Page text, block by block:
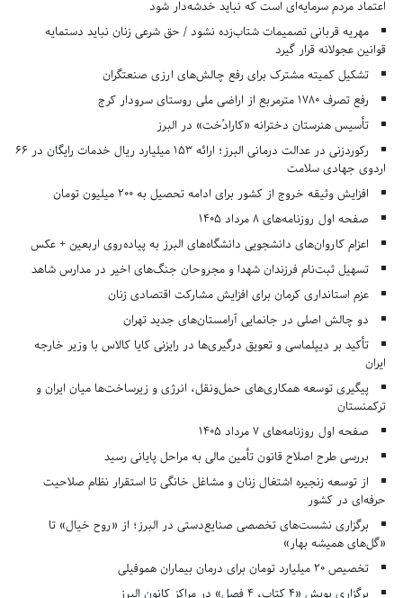
اعتماد مردم سرمایه‌ای است که نباید خدشه‌دار شود
مهریه قربانی تصمیمات شتاب‌زده نشود / حق شرعی زنان نباید دستمایه
قوانین عجولانه قرار گیرد
تشکیل کمیته مشترک برای رفع چالش‌های ارزی صنعتگران
رفع تصرف ۱۷۸۰ مترمربع از اراضی ملی روستای سرودار کرج
تأسیس هنرستان دخترانه «کارادُخت» در البرز
رکوردزنی در عدالت درمانی البرز؛ ارائه ۱۵۳ میلیارد ریال خدمات رایگان در ۶۶
اردوی جهادی سلامت
افزایش وثیقه خروج از کشور برای ادامه تحصیل به ۲۰۰ میلیون تومان
صفحه اول روزنامه‌های 8 مرداد 1405
اعزام کاروان‌های دانشجویی دانشگاه‌های البرز به پیاده‌روی اربعین + عکس
تسهیل ثبت‌نام فرزندان شهدا و مجروحان جنگ‌های اخیر در مدارس شاهد
عزم استانداری کرمان برای افزایش مشارکت اقتصادی زنان
دو چالش اصلی در جانمایی آرامستان‌های جدید تهران
تأکید بر دیپلماسی و تعویق درگیری‌ها در رایزنی کایا کالاس با وزیر خارجه
ایران
پیگیری توسعه همکاری‌های حمل‌ونقل، انرژی و زیرساخت‌ها میان ایران و
ترکمنستان
صفحه اول روزنامه‌های 7 مرداد 1405
بررسی طرح اصلاح قانون تأمین مالی به مراحل پایانی رسید
از توسعه زنجیره اشتغال زنان و مشاغل خانگی تا استقرار نظام صلاحیت
حرفه‌ای در کشور
برگزاری نشست‌های تخصصی صنایع‌دستی در البرز؛ از «روح خیال» تا
«گل‌های همیشه بهار»
تخصیص ۲۰ میلیارد تومان برای درمان بیماران هموفیلی